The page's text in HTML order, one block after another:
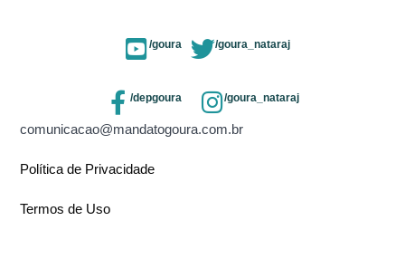
/goura /goura_nataraj
/depgoura /goura_nataraj
comunicacao@mandatogoura.com.br
Política de Privacidade
Termos de Uso